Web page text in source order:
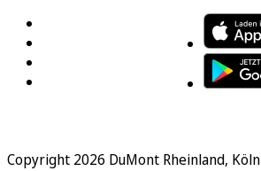
Copyright 2026 DuMont Rheinland, Köln